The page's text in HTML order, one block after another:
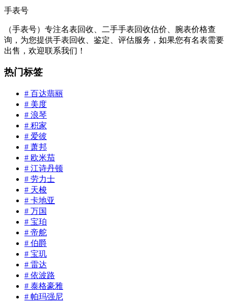
手表号
（手表号）专注名表回收、二手手表回收估价、腕表价格查
询，为您提供手表回收、鉴定、评估服务，如果您有名表需要
出售，欢迎联系我们！
热门标签
# 百达翡丽
# 美度
# 浪琴
# 积家
# 爱彼
# 萧邦
# 欧米茄
# 江诗丹顿
# 劳力士
# 天梭
# 卡地亚
# 万国
# 宝珀
# 帝舵
# 伯爵
# 宝玑
# 雷达
# 依波路
# 泰格豪雅
# 帕玛强尼